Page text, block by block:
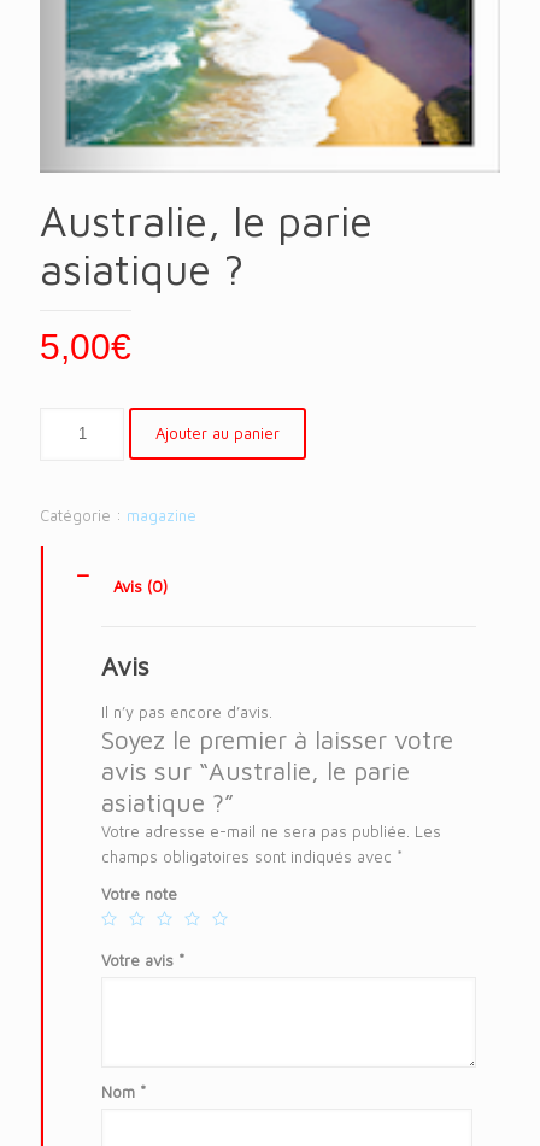
Australie, le parie
asiatique ?
5,00€
Ajouter au panier
Catégorie : magazine
Avis (0)
Avis
Il n’y pas encore d’avis.
Soyez le premier à laisser votre
avis sur “Australie, le parie
asiatique ?”
Votre adresse e-mail ne sera pas publiée. Les
champs obligatoires sont indiqués avec *
Votre note
Votre avis *
Nom *